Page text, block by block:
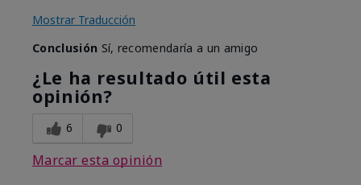
Mostrar Traducción
Conclusión Sí, recomendaría a un amigo
¿Le ha resultado útil esta
opinión?
6 0
Marcar esta opinión